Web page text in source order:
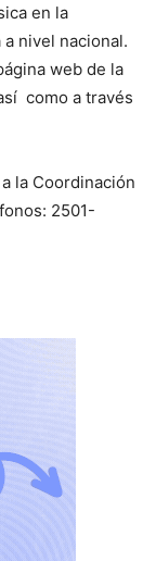
en la
nivel nacional.
web de la
como a través
la Coordinación
2501-